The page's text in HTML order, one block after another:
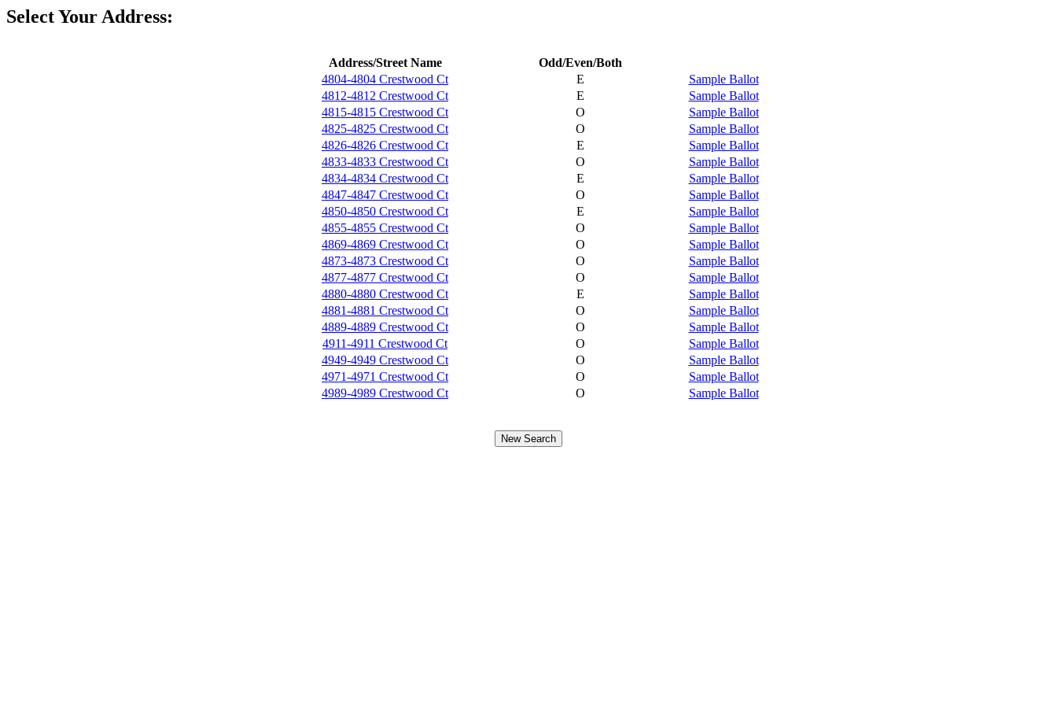
Select Your Address:
Address/Street Name
Odd/Even/Both
4804-4804 Crestwood Ct
E
Sample Ballot
4812-4812 Crestwood Ct
E
Sample Ballot
4815-4815 Crestwood Ct
O
Sample Ballot
4825-4825 Crestwood Ct
O
Sample Ballot
4826-4826 Crestwood Ct
E
Sample Ballot
4833-4833 Crestwood Ct
O
Sample Ballot
4834-4834 Crestwood Ct
E
Sample Ballot
4847-4847 Crestwood Ct
O
Sample Ballot
4850-4850 Crestwood Ct
E
Sample Ballot
4855-4855 Crestwood Ct
O
Sample Ballot
4869-4869 Crestwood Ct
O
Sample Ballot
4873-4873 Crestwood Ct
O
Sample Ballot
4877-4877 Crestwood Ct
O
Sample Ballot
4880-4880 Crestwood Ct
E
Sample Ballot
4881-4881 Crestwood Ct
O
Sample Ballot
4889-4889 Crestwood Ct
O
Sample Ballot
4911-4911 Crestwood Ct
O
Sample Ballot
4949-4949 Crestwood Ct
O
Sample Ballot
4971-4971 Crestwood Ct
O
Sample Ballot
4989-4989 Crestwood Ct
O Sample Ballot